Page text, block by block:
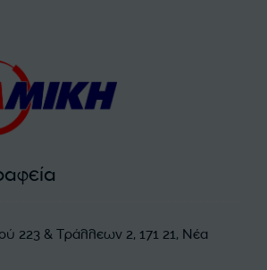
223 & Τράλλεων 2, 171 21, Νέα